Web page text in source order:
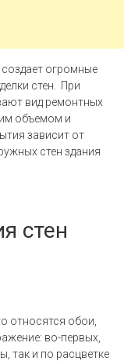
огромные
стен. При
вид ремонтных
объемом и
зависит от
стен здания
стен
относятся обои,
во-первых,
так и по расцветке